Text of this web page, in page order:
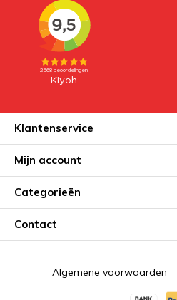
Klantenservice
Mijn account
Categorieën
Contact
Algemene voorwaarden